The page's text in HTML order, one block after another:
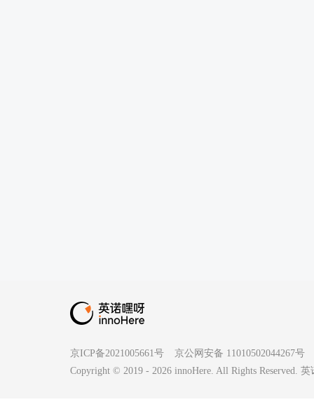
京ICP备2021005661号
京公网安备 11010502044267号
Copyright © 2019 - 2026 innoHere. All Rights Reserved.